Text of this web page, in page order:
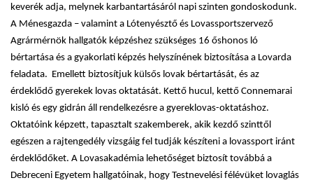
keverék adja, melynek karbantartásáról napi szinten gondoskodunk.
A Ménesgazda – valamint a Lótenyésztő és Lovassportszervező
Agrármérnök hallgatók képzéshez szükséges 16 őshonos ló
bértartása és a gyakorlati képzés helyszínének biztosítása a Lovarda
feladata. Emellett biztosítjuk külsős lovak bértartását, és az
érdeklődő gyerekek lovas oktatását. Kettő hucul, kettő Connemarai
kisló és egy gidrán áll rendelkezésre a gyereklovas-oktatáshoz.
Oktatóink képzett, tapasztalt szakemberek, akik kezdő szinttől
egészen a rajtengedély vizsgáig fel tudják készíteni a lovassport iránt
érdeklődőket. A Lovasakadémia lehetőséget biztosít továbbá a
Debreceni Egyetem hallgatóinak, hogy Testnevelési félévüket lovaglás